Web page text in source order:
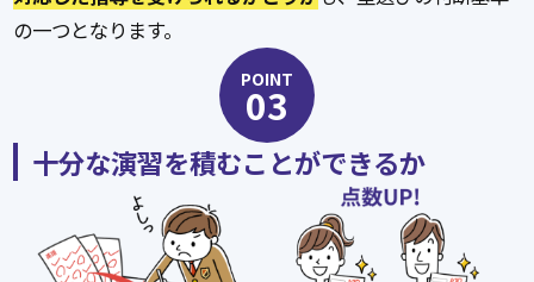
の一つとなります。
POINT
03
十分な演習を積むことができるか